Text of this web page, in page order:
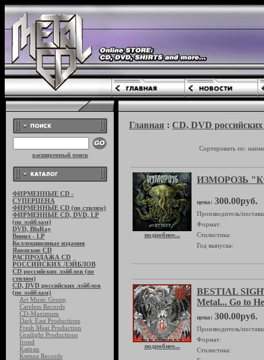
расширенный поиск
ФИРМЕННЫЕ CD -
СУПЕРЦЕНА
ФИРМЕННЫЕ CD (по стилям)
ФИРМЕННЫЕ CD, DVD, LP
(по лэйблам)
DVD, BluRay
Винил - LP
Коллекционные издания
Японские CD
РАСПРОДАЖА CD
РОССИЙСКИХ ЛЭЙБЛОВ
CD российских лэйблов (по
стилям)
CD, DVD российских лэйблов
(по лэйблам)
Art Music Group
Careless Records
CD-Maximum
Dark East Productions
Fresh Meat Production
Grailight Productions
Irond
Kattran
Ksenza Records
Главная : CD, DVD
Сортировать по:
подробнее...
ИЗМОРОЗЬ
цена: 300.00руб.
Производитель/
Формат:
Стилистика:
Год выпуска:
подробнее...
BESTIAL
Metal... Go to
цена: 300.00руб.
Производитель/
Формат:
Стилистика: